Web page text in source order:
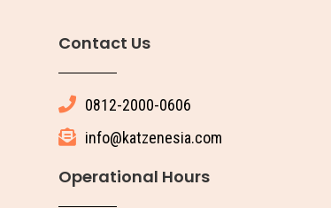
Contact Us
0812-2000-0606
info@katzenesia.com
Operational Hours